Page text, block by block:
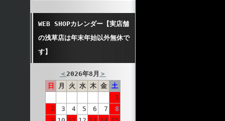
WEB SHOPカレンダー【実店舗
の浅草店は年末年始以外無休で
す】
＜2026年8月 ＞
日
月 火 水 木 金 土
1
2
3 4 5 6 7
8